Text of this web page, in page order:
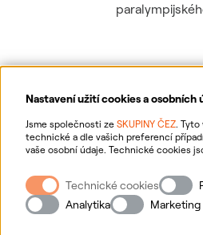
Nastavení užití cookies a osobních
Jsme společnosti ze SKUPINY ČEZ. Tyto
technické a dle vašich preferencí
vaše osobní údaje. Technické cookies
webové stránky vašim preferencím, k
Pro sběr a zpracování netechnických
nám můžete udělit souhlas. Bližší
zpracování osobních údajů, včetně
Technické cookies
Analytika
Marketing
Ochrana
Informace o
Nastavení